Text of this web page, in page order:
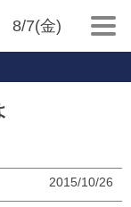
8/7(金)
2015/10/26